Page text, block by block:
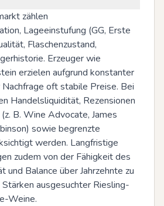
zählen
Lageeinstufung (GG, Erste
Flaschenzustand,
Erzeuger wie
erzielen aufgrund konstanter
oft stabile Preise. Bei
Handelsliquidität, Rezensionen
B. Wine Advocate, James
sowie begrenzte
werden. Langfristige
zudem von der Fähigkeit des
und Balance über Jahrzehnte zu
ausgesuchter Riesling-
Weine.